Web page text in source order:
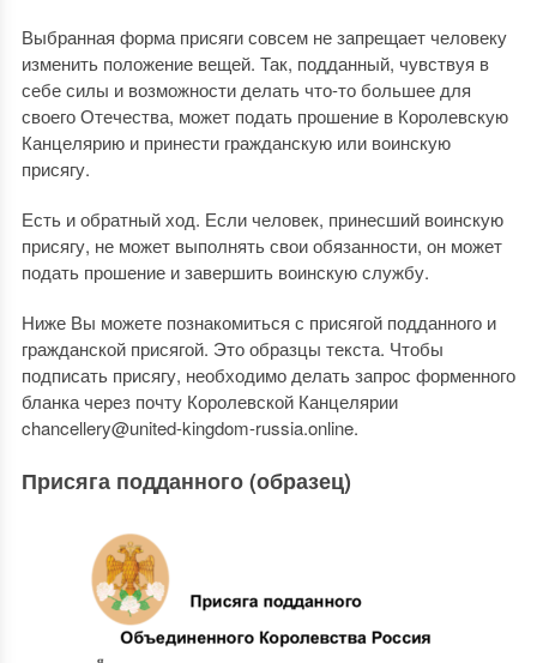
Выбранная форма присяги совсем не запрещает человеку
изменить положение вещей. Так, подданный, чувствуя в
себе силы и возможности делать что-то большее для
своего Отечества, может подать прошение в Королевскую
Канцелярию и принести гражданскую или воинскую
присягу.
Есть и обратный ход. Если человек, принесший воинскую
присягу, не может выполнять свои обязанности, он может
подать прошение и завершить воинскую службу.
Ниже Вы можете познакомиться с присягой подданного и
гражданской присягой. Это образцы текста. Чтобы
подписать присягу, необходимо делать запрос форменного
бланка через почту Королевской Канцелярии
chancellery@united-kingdom-russia.online.
Присяга подданного (образец)